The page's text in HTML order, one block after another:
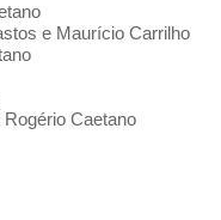
e Maurício Carrilho
Caetano